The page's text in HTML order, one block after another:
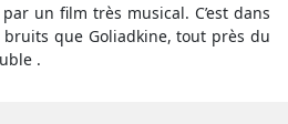
un film très musical. C’est dans
bruits que Goliadkine, tout près du
.